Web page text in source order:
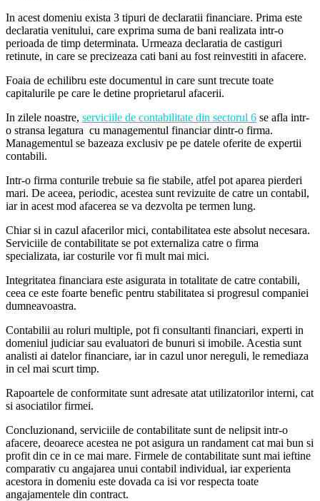
In acest domeniu exista 3 tipuri de declaratii financiare. Prima este
declaratia venitului, care exprima suma de bani realizata intr-o
perioada de timp determinata. Urmeaza declaratia de castiguri
retinute, in care se precizeaza cati bani au fost reinvestiti in afacere.
Foaia de echilibru este documentul in care sunt trecute toate
capitalurile pe care le detine proprietarul afacerii.
In zilele noastre, serviciile de contabilitate din sectorul 6 se afla intr-
o stransa legatura cu managementul financiar dintr-o firma.
Managementul se bazeaza exclusiv pe pe datele oferite de expertii
contabili.
Intr-o firma conturile trebuie sa fie stabile, atfel pot aparea pierderi
mari. De aceea, periodic, acestea sunt revizuite de catre un contabil,
iar in acest mod afacerea se va dezvolta pe termen lung.
Chiar si in cazul afacerilor mici, contabilitatea este absolut necesara.
Serviciile de contabilitate se pot externaliza catre o firma
specializata, iar costurile vor fi mult mai mici.
Integritatea financiara este asigurata in totalitate de catre contabili,
ceea ce este foarte benefic pentru stabilitatea si progresul companiei
dumneavoastra.
Contabilii au roluri multiple, pot fi consultanti financiari, experti in
domeniul judiciar sau evaluatori de bunuri si imobile. Acestia sunt
analisti ai datelor financiare, iar in cazul unor nereguli, le remediaza
in cel mai scurt timp.
Rapoartele de conformitate sunt adresate atat utilizatorilor interni, cat
si asociatilor firmei.
Concluzionand, serviciile de contabilitate sunt de nelipsit intr-o
afacere, deoarece acestea ne pot asigura un randament cat mai bun si
profit din ce in ce mai mare. Firmele de contabilitate sunt mai ieftine
comparativ cu angajarea unui contabil individual, iar experienta
acestora in domeniu este dovada ca isi vor respecta toate
angajamentele din contract.